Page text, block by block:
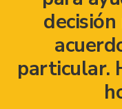
particular.